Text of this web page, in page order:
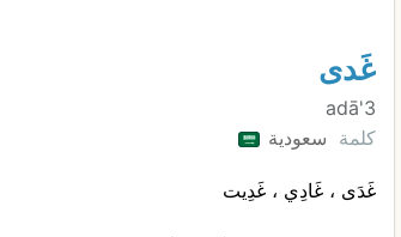
غَدى
3'adā
كلمة سعودية
غَدَى ، غَادِي ، غَدِيت